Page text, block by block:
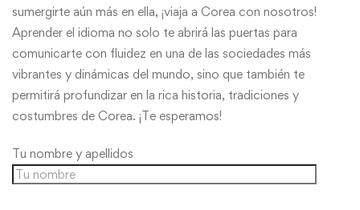
sumergirte aún más en ella, ¡viaja a Corea con nosotros!
Aprender el idioma no solo te abrirá las puertas para
comunicarte con fluidez en una de las sociedades más
vibrantes y dinámicas del mundo, sino que también te
permitirá profundizar en la rica historia, tradiciones y
costumbres de Corea. ¡Te esperamos!
Tu nombre y apellidos